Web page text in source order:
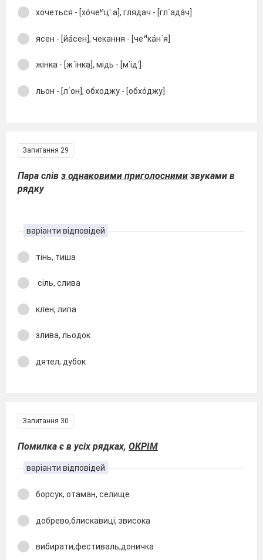
хочеться - [хóчеиц′:а], глядач - [гл´адáч]
ясен - [йáсен], чекання - [чеикáн´я]
жінка - [ж´інка], мідь - [м᾽ід´]
льон - [л´он], обходжу - [обхóджу]
Запитання 29
Пара слів з однаковими приголосними звуками в
рядку
варіанти відповідей
тінь, тиша
сіль, слива
клен, липа
злива, льодок
дятел, дубок
Запитання 30
Помилка є в усіх рядках, ОКРІМ
варіанти відповідей
борсук, отаман, селище
добрево,блискавиці, звисока
вибирати,фестиваль,доничка